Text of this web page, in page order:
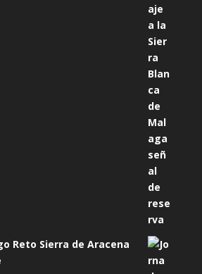
Reto Sierra de Aracena